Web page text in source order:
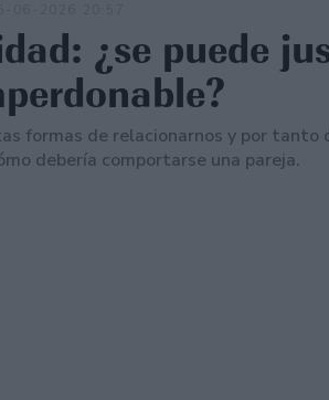
¿se puede
formas de relacionarnos y por tanto
debería comportarse una pareja.